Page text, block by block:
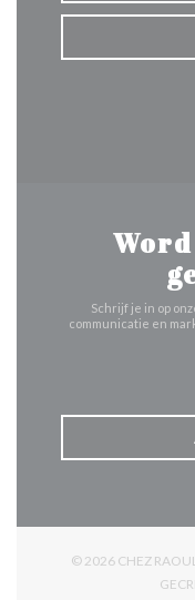
Schrijf je in op
communicatie en
© 2026 CHEZ